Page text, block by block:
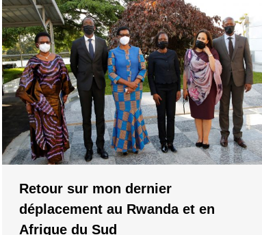
Retour sur mon dernier
déplacement au Rwanda et en
Afrique du Sud